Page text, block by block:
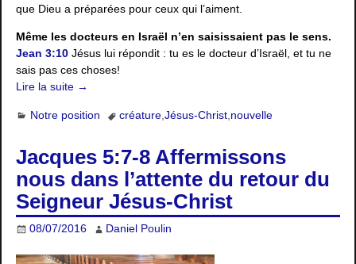
que Dieu a préparées pour ceux qui l’aiment.
Même les docteurs en Israël n’en saisissaient pas le sens.
Jean 3:10 Jésus lui répondit : tu es le docteur d’Israël, et tu ne
sais pas ces choses!
Lire la suite →
Notre position créature,Jésus-Christ,nouvelle
Jacques 5:7-8 Affermissons
nous dans l’attente du retour du
Seigneur Jésus-Christ
08/07/2016 Daniel Poulin